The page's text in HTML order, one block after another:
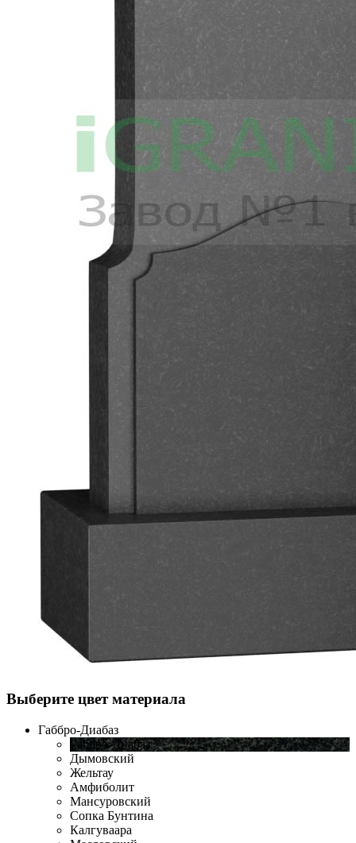
Выберите цвет материала
Габбро-Диабаз
Габбро-Диабаз
Дымовский
Жельтау
Амфиболит
Мансуровский
Сопка Бунтина
Калгуваара